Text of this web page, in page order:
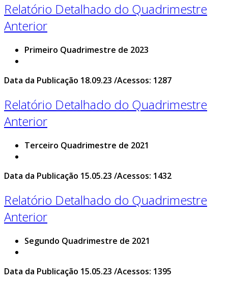
Relatório Detalhado do Quadrimestre
Anterior
Primeiro Quadrimestre de 2023
Data da Publicação 18.09.23 /Acessos: 1287
Relatório Detalhado do Quadrimestre
Anterior
Terceiro Quadrimestre de 2021
Data da Publicação 15.05.23 /Acessos: 1432
Relatório Detalhado do Quadrimestre
Anterior
Segundo Quadrimestre de 2021
Data da Publicação 15.05.23 /Acessos: 1395